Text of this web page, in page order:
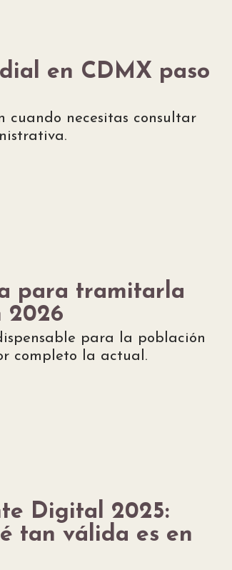
en CDMX paso
necesitas consultar
para tramitarla
2026
para la población
completo la actual.
Digital 2025:
tan válida es en